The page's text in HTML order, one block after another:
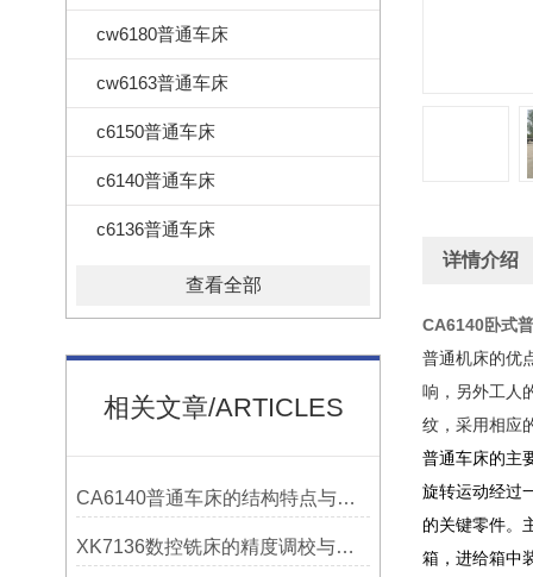
cw6180普通车床
cw6163普通车床
c6150普通车床
c6140普通车床
c6136普通车床
查看全部
相关文章/ARTICLES
CA6140普通车床的结构特点与工作原理解析
XK7136数控铣床的精度调校与性能优化
详情介绍
CA6140卧式
普通机床的优
响，另外工人
纹，采用相应
普通车床的主
旋转运动经过
的关键零件。
箱，进给箱中